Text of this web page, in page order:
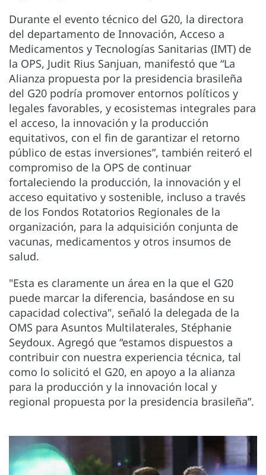
Durante el evento técnico del G20, la directora
del departamento de Innovación, Acceso a
Medicamentos y Tecnologías Sanitarias (IMT) de
la OPS, Judit Rius Sanjuan, manifestó que “La
Alianza propuesta por la presidencia brasileña
del G20 podría promover entornos políticos y
legales favorables, y ecosistemas integrales para
el acceso, la innovación y la producción
equitativos, con el fin de garantizar el retorno
público de estas inversiones”, también reiteró el
compromiso de la OPS de continuar
fortaleciendo la producción, la innovación y el
acceso equitativo y sostenible, incluso a través
de los Fondos Rotatorios Regionales de la
organización, para la adquisición conjunta de
vacunas, medicamentos y otros insumos de
salud.
"Esta es claramente un área en la que el G20
puede marcar la diferencia, basándose en su
capacidad colectiva", señaló la delegada de la
OMS para Asuntos Multilaterales, Stéphanie
Seydoux. Agregó que “estamos dispuestos a
contribuir con nuestra experiencia técnica, tal
como lo solicitó el G20, en apoyo a la alianza
para la producción y la innovación local y
regional propuesta por la presidencia brasileña”.